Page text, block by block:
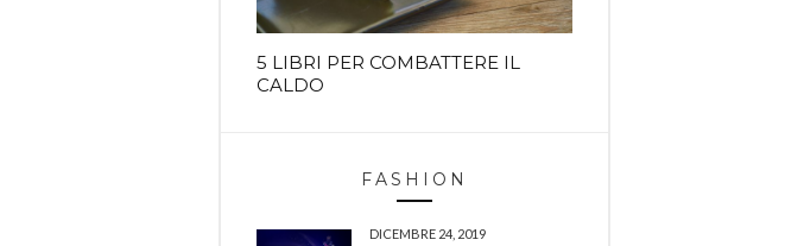
5 LIBRI PER COMBATTERE IL
CALDO
FASHION
DICEMBRE 24, 2019